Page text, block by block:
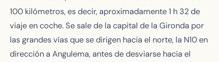
100 kilómetros, es decir, aproximadamente 1 h 32 de
viaje en coche. Se sale de la capital de la Gironda por
las grandes vías que se dirigen hacia el norte, la N10 en
dirección a Angulema, antes de desviarse hacia el